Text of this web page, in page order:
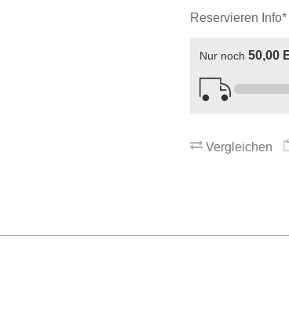
Reservieren Info*
Nur noch 50,00
Vergleichen